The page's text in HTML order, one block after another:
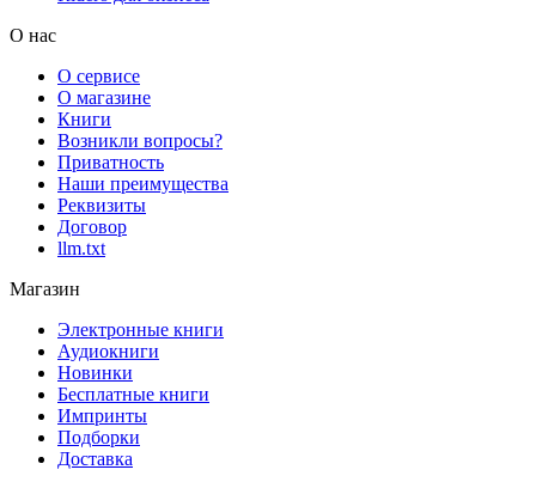
О нас
О сервисе
О магазине
Книги
Возникли вопросы?
Приватность
Наши преимущества
Реквизиты
Договор
llm.txt
Магазин
Электронные книги
Аудиокниги
Новинки
Бесплатные книги
Импринты
Подборки
Доставка